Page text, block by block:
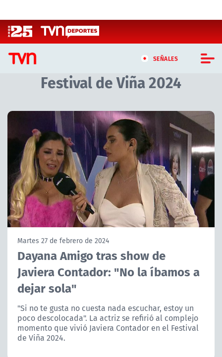
SEÑALES
CASTING MASTERCHEF CHILE
CASTING TVN VERTICAL
TVN VERTICAL
TVN PLAY
PROGRAMAS
TELESERIES
ACTUALIDAD Y TENDENCIAS
CORPORATIVO Y TRANSPARENCIA
CANAL DE DENUNCIAS
ÁREA DE PROYECTOS
Festival de Viña 2024
Martes 27 de febrero de 2024
Dayana Amigo tras show de
Javiera Contador: "No la íbamos a
dejar sola"
"Si no te gusta no cuesta nada escuchar, estoy un
poco descolocada". La actriz se refirió al complejo
momento que vivió Javiera Contador en el Festival
de Viña 2024.